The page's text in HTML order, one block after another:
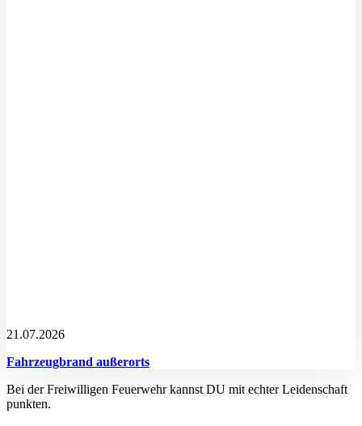
21.07.2026
Fahrzeugbrand außerorts
Bei der Freiwilligen Feuerwehr kannst DU mit echter Leidenschaft
punkten.